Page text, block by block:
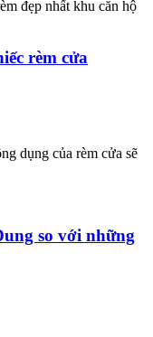
đẹp nhất khu căn hộ
rèm cửa
dụng của rèm cửa sẽ
so với những